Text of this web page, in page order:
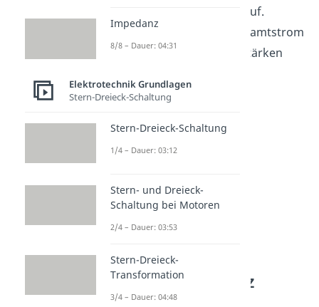
auf.
Deshalb setzt sich der Gesamtstrom
aus den einzelnen Stromstärken
I
Ohmsches Gesetz
Impedanz
8/8 – Dauer: 04:31
Elektrotechnik Grundlagen
Stern-Dreieck-Schaltung
Stern-Dreieck-Schaltung
1/4 – Dauer: 03:12
Stern- und Dreieck-
Schaltung bei Motoren
2/4 – Dauer: 03:53
Stern-Dreieck-
Transformation
3/4 – Dauer: 04:48